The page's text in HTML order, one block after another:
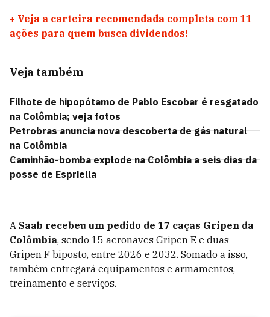
+ Veja a carteira recomendada completa com 11
ações para quem busca dividendos!
Veja também
Filhote de hipopótamo de Pablo Escobar é resgatado
na Colômbia; veja fotos
Petrobras anuncia nova descoberta de gás natural
na Colômbia
Caminhão-bomba explode na Colômbia a seis dias da
posse de Espriella
A Saab recebeu um pedido de 17 caças Gripen da
Colômbia, sendo 15 aeronaves Gripen E e duas
Gripen F biposto, entre 2026 e 2032. Somado a isso,
também entregará equipamentos e armamentos,
treinamento e serviços.